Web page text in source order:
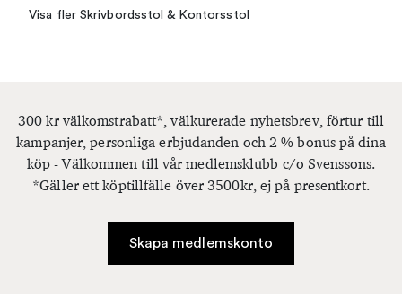
Visa fler Skrivbordsstol & Kontorsstol
300 kr välkomstrabatt*, välkurerade nyhetsbrev, förtur till
kampanjer, personliga erbjudanden och 2 % bonus på dina
köp - Välkommen till vår medlemsklubb c/o Svenssons.
*Gäller ett köptillfälle över 3500kr, ej på presentkort.
Skapa medlemskonto